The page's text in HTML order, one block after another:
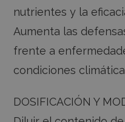
nutrientes y la
Aumenta las
frente a
condiciones
DOSIFICACIÓN Y